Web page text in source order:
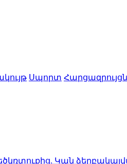
Սպորտ
Կան ձերբակալվածներ15:50